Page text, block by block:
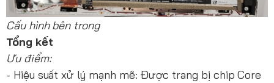
Cấu hình bên trong
Tổng kết
Ưu điểm:
- Hiệu suất xử lý mạnh mẽ: Được trang bị chip Core